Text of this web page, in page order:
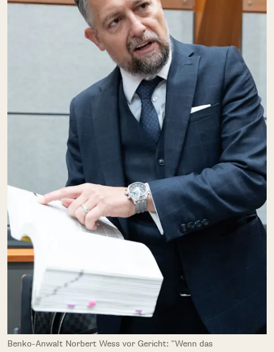
Benko-Anwalt Norbert Wess vor Gericht: "Wenn das